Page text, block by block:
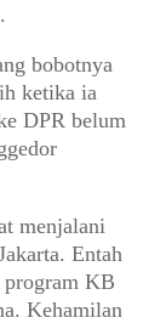
bobotnya
ketika ia
DPR belum
menjalani
Entah
program KB
Kehamilan